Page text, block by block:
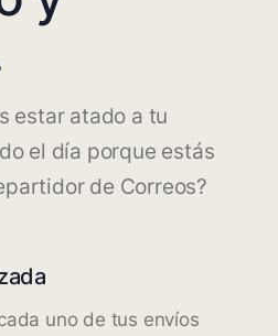
estar atado a tu
el día porque estás
de Correos?
uno de tus envíos